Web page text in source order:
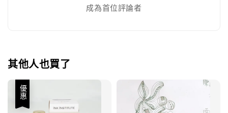
成為首位評論者
其他人也買了
優惠